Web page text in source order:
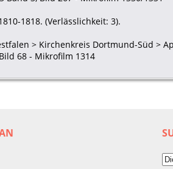
1818. (Verlässlichkeit: 3).
> Kirchenkreis Dortmund-Süd >
68 - Mikrofilm 1314